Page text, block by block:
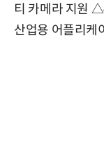
티 카메라 지원
산업용 어플리케